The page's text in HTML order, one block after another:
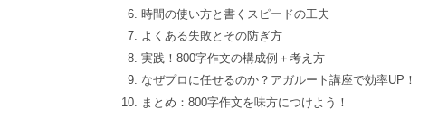
時間の使い方と書くスピードの工夫
よくある失敗とその防ぎ方
実践！800字作文の構成例＋考え方
なぜプロに任せるのか？アガルート講座で効率UP！
まとめ：800字作文を味方につけよう！